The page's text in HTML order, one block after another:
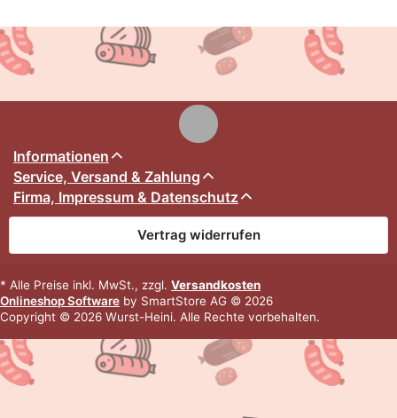
Informationen
Service, Versand & Zahlung
Firma, Impressum & Datenschutz
Vertrag widerrufen
* Alle Preise inkl. MwSt., zzgl. Versandkosten
Onlineshop Software by SmartStore AG © 2026
Copyright © 2026 Wurst-Heini. Alle Rechte vorbehalten.